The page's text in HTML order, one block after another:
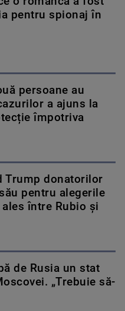
pentru spionaj în
persoane au
a ajuns la
împotriva
Trump donatorilor
pentru alegerile
între Rubio și
de Rusia un stat
„Trebuie să-